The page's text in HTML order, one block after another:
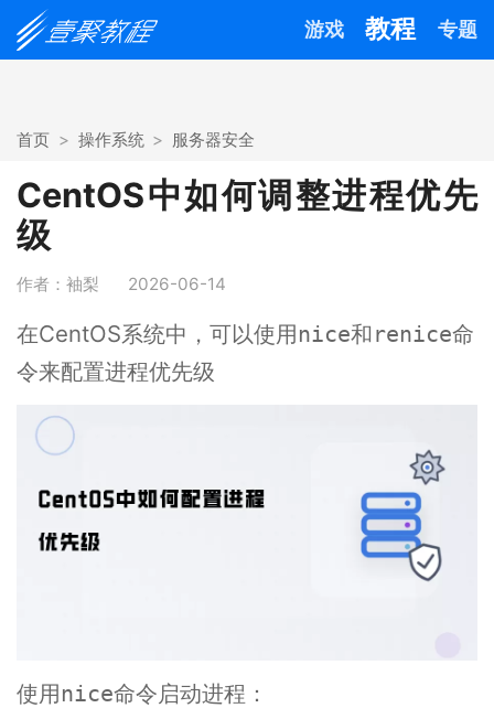
游戏 教程 专题
首页 操作系统 服务器安全
CentOS中如何调整进程优先
级
作者：袖梨 2026-06-14
在CentOS系统中，可以使用nice和 renice命
令来配置进程优先级
使用nice命令启动进程：